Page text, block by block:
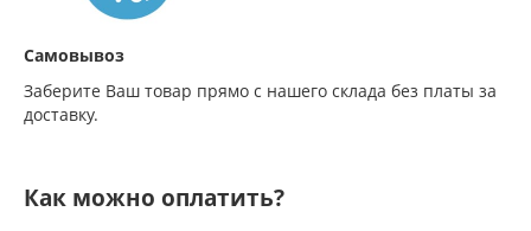
Самовывоз
Заберите Ваш товар прямо с нашего склада без платы за
доставку.
Как можно оплатить?